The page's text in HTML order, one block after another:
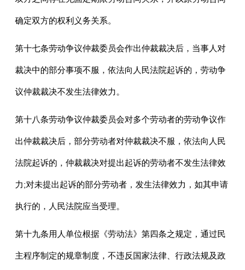
确定双方的权利义务关系。
第十七条劳动争议仲裁委员会作出仲裁裁决后，当事人对
裁决中的部分事项不服，依法向人民法院起诉的，劳动争
议仲裁裁决不发生法律效力。
第十八条劳动争议仲裁委员会对多个劳动者的劳动争议作
出仲裁裁决后，部分劳动者对仲裁裁决不服，依法向人民
法院起诉的，仲裁裁决对提出起诉的劳动者不发生法律效
力;对未提出起诉的部分劳动者，发生法律效力，如其申请
执行的，人民法院应当受理。
第十九条用人单位根据《劳动法》第四条之规定，通过民
主程序制定的规章制度，不违反国家法律、行政法规及政